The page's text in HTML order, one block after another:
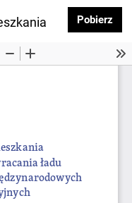
jako istotny
Pobierz